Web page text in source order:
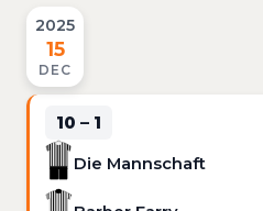
2025
15
DEC
10 – 1
Die Mannschaft